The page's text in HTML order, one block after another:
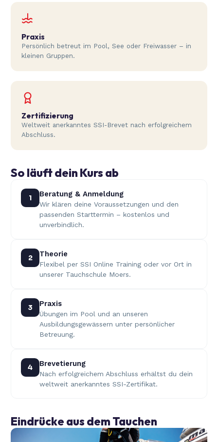
Praxis
Persönlich betreut im Pool, See oder Freiwasser – in
kleinen Gruppen.
Zertifizierung
Weltweit anerkanntes SSI-Brevet nach erfolgreichem
Abschluss.
So läuft dein Kurs ab
1 Beratung & Anmeldung
Wir klären deine Voraussetzungen und den
passenden Starttermin – kostenlos und
unverbindlich.
2 Theorie
Flexibel per SSI Online Training oder vor Ort in
unserer Tauchschule Moers.
3 Praxis
Übungen im Pool und an unseren
Ausbildungsgewässern unter persönlicher
Betreuung.
4 Brevetierung
Nach erfolgreichem Abschluss erhältst du dein
weltweit anerkanntes SSI-Zertifikat.
Eindrücke aus dem Tauchen